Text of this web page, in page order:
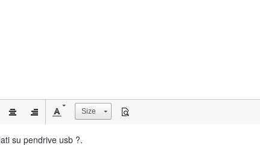
Size
su pendrive usb ?.